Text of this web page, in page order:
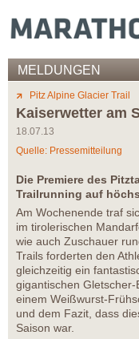
MELDUNGEN
Pitz Alpine Glacier Trail
Kaiserwetter am
18.07.13
Quelle: Pressemitteilung
Die Premiere des
Trailrunning auf
Am Wochenende traf
im tirolerischen
wie auch Zuschauer
Trails forderten den
gleichzeitig ein
gigantischen
einem Weißwurst-
und dem Fazit, dass
Saison war.